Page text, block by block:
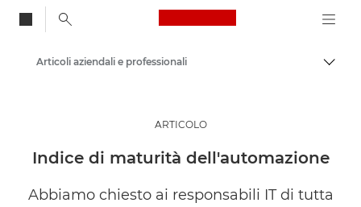
Canon Logo, back
Approfondimenti
Articoli aziendali e professionali
ARTICOLO
Indice di maturità dell'automazione
Abbiamo chiesto ai responsabili IT di tutta